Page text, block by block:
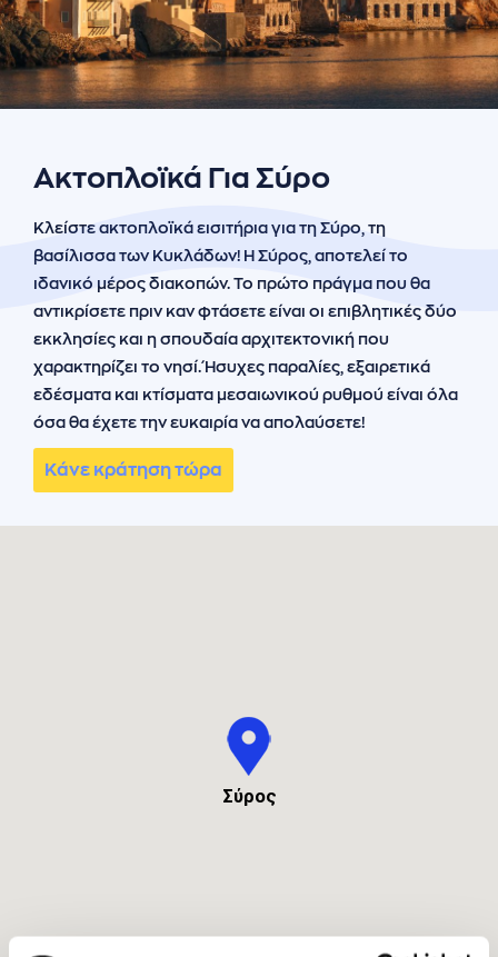
απορρήτου
Cookies
Ακτοπλοϊκά Για Σύρο
Κλείστε ακτοπλοϊκά εισιτήρια για τη Σύρο, τη
βασίλισσα των Κυκλάδων! Η Σύρος, αποτελεί το
ιδανικό μέρος διακοπών. Το πρώτο πράγμα που θα
αντικρίσετε πριν καν φτάσετε είναι οι επιβλητικές δύο
εκκλησίες και η σπουδαία αρχιτεκτονική που
χαρακτηρίζει το νησί. Ήσυχες παραλίες, εξαιρετικά
εδέσματα και κτίσματα μεσαιωνικού ρυθμού είναι όλα
όσα θα έχετε την ευκαιρία να απολαύσετε!
Κάνε κράτηση τώρα
Σύρος